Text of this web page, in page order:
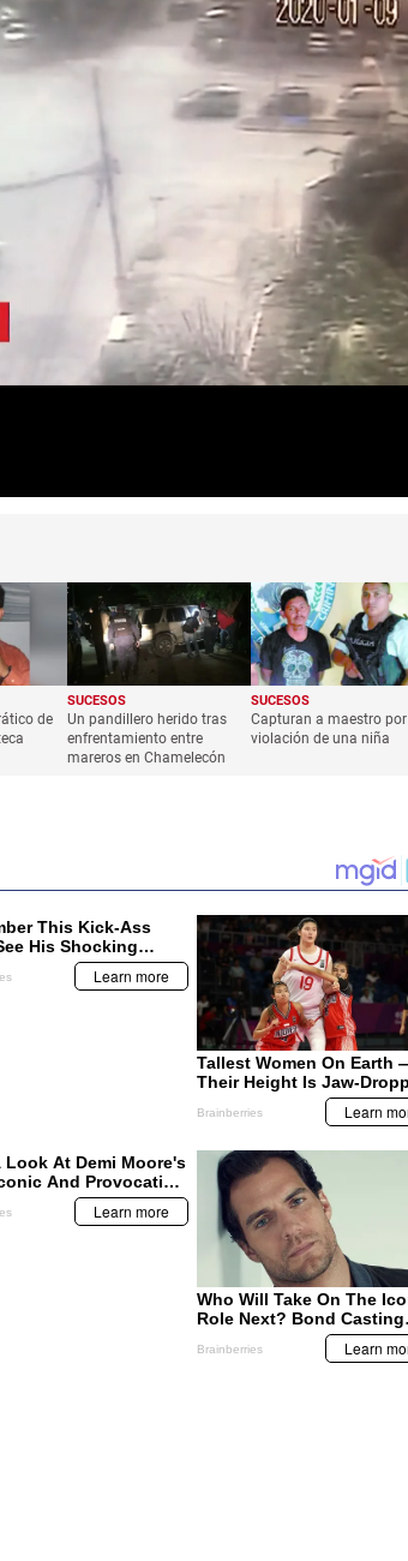
de
SUCESOS
Un pandillero herido tras
enfrentamiento entre
mareros en Chamelecón
SUCESOS
Capturan a maestro por
violación de una niña